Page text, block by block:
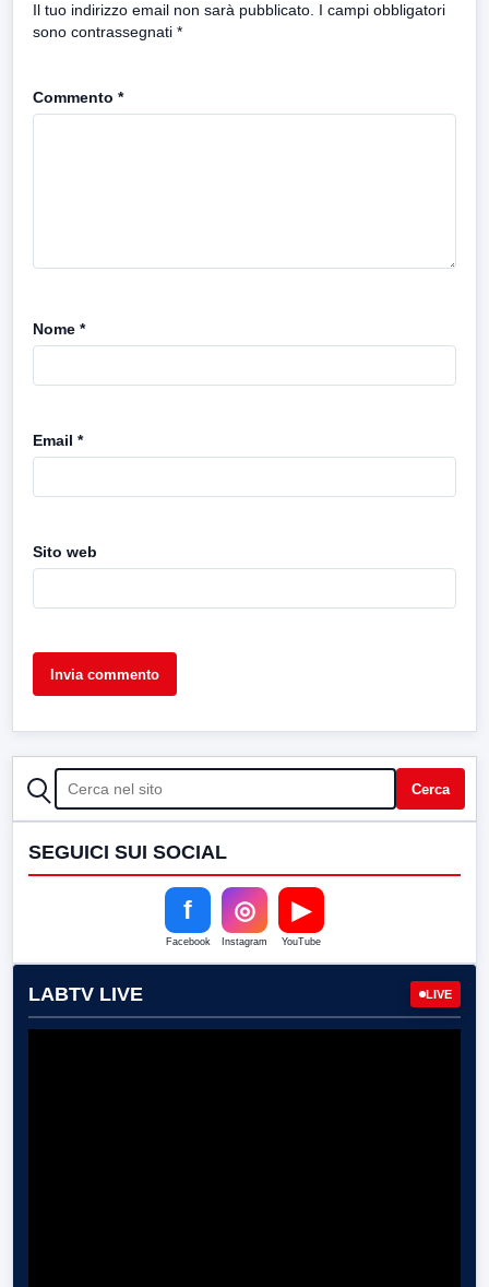
Il tuo indirizzo email non sarà pubblicato. I campi obbligatori
sono contrassegnati *
Commento *
Nome *
Email *
Sito web
CERCA Cerca
SEGUICI SUI SOCIAL
f
Facebook
◎
Instagram
▶
YouTube
LABTV LIVE LIVE